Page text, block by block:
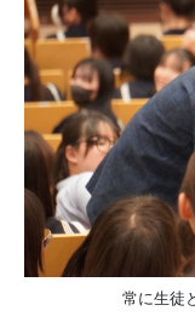
常に生徒